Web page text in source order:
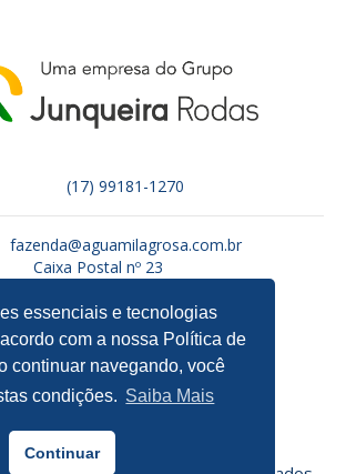
(17) 99181-1270
fazenda@aguamilagrosa.com.br
Caixa Postal nº 23
essenciais e tecnologias
com a nossa Política de
continuar navegando, você
condições. Saiba Mais
Continuar